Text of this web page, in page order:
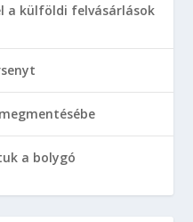
a külföldi felvásárlások
a bolygó